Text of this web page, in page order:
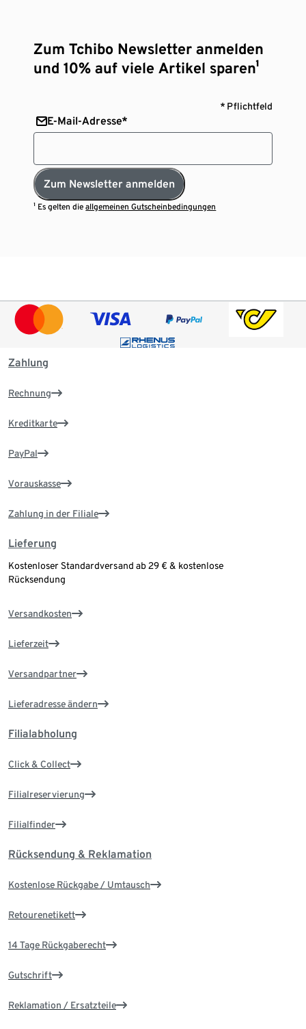
Zum Tchibo Newsletter anmelden
und 10% auf viele Artikel sparen¹
* Pflichtfeld
E-Mail-Adresse*
Zum Newsletter anmelden
¹ Es gelten dieallgemeinen Gutscheinbedingungen
Zahlung
Rechnung
Kreditkarte
PayPal
Vorauskasse
Zahlung in der Filiale
Lieferung
Kostenloser Standardversand ab 29 € & kostenlose
Rücksendung
Versandkosten
Lieferzeit
Versandpartner
Lieferadresse ändern
Filialabholung
Click & Collect
Filialreservierung
Filialfinder
Rücksendung & Reklamation
Kostenlose Rückgabe / Umtausch
Retourenetikett
14 Tage Rückgaberecht
Gutschrift
Reklamation / Ersatzteile